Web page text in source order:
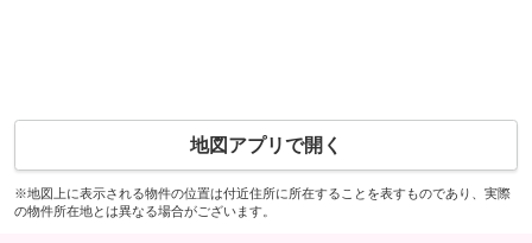
地図アプリで開く
※地図上に表示される物件の位置は付近住所に所在することを表すものであり、実際
の物件所在地とは異なる場合がございます。